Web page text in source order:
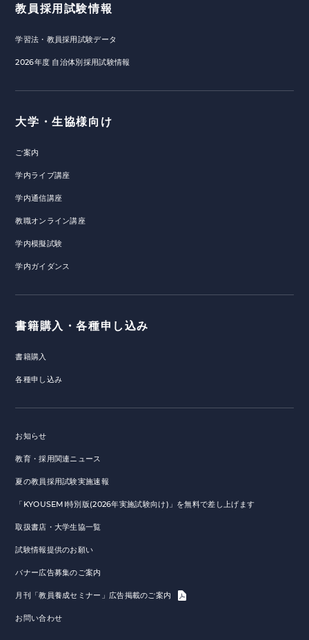
教員採用試験情報
学習法・教員採用試験データ
2026年度 自治体別採用試験情報
大学・生協様向け
ご案内
学内ライブ講座
学内通信講座
教職オンライン講座
学内模擬試験
学内ガイダンス
書籍購入・各種申し込み
書籍購入
各種申し込み
お知らせ
教育・採用関連ニュース
夏の教員採用試験実施速報
「KYOUSEMI特別版(2026年実施試験向け)」を無料で差し上げます
取扱書店・大学生協一覧
試験情報提供のお願い
バナー広告募集のご案内
月刊「教員養成セミナー」広告掲載のご案内
お問い合わせ